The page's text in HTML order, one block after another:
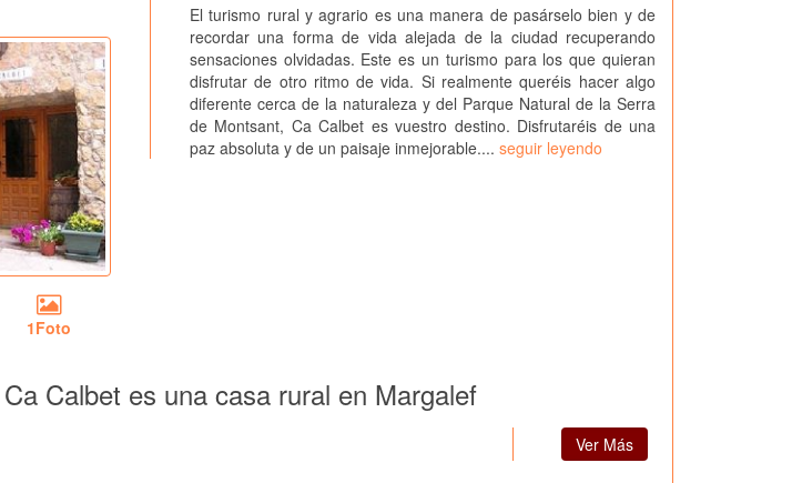
1Foto
El turismo rural y agrario es una manera de pasárselo bien y de
recordar una forma de vida alejada de la ciudad recuperando
sensaciones olvidadas. Este es un turismo para los que quieran
disfrutar de otro ritmo de vida. Si realmente queréis hacer algo
diferente cerca de la naturaleza y del Parque Natural de la Serra
de Montsant, Ca Calbet es vuestro destino. Disfrutaréis de una
paz absoluta y de un paisaje inmejorable.... seguir leyendo
Ca Calbet es una casa rural en Margalef
Ver Más